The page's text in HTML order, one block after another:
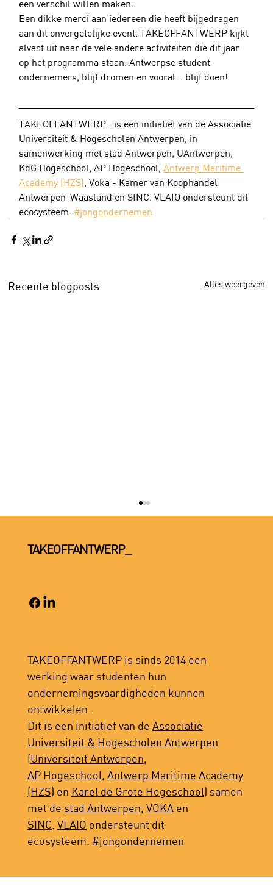
een verschil willen maken.
Een dikke merci aan iedereen die heeft bijgedragen
aan dit onvergetelijke event. TAKEOFFANTWERP kijkt
alvast uit naar de vele andere activiteiten die dit jaar
op het programma staan. Antwerpse student-
ondernemers, blijf dromen en vooral… blijf doen!
TAKEOFFANTWERP_ is een initiatief van de Associatie
Universiteit & Hogescholen Antwerpen, in
samenwerking met stad Antwerpen, UAntwerpen,
KdG Hogeschool, AP Hogeschool, Antwerp Maritime
Academy (HZS), Voka - Kamer van Koophandel
Antwerpen-Waasland en SINC. VLAIO ondersteunt dit
ecosysteem. #jongondernemen
Recente blogposts Alles weergeven
KICKOFF DAY!
TAKEOFFANTWERP_
TAKEOFFANTWERP is sinds 2014 een
werking waar studenten hun
ondernemingsvaardigheden kunnen
ontwikkelen.
Dit is een initiatief van de Associatie
Universiteit & Hogescholen Antwerpen
(Universiteit Antwerpen,
AP Hogeschool, Antwerp Maritime Academy
(HZS) en Karel de Grote Hogeschool) samen
met de stad Antwerpen, VOKAen
SINC. VLAIO ondersteunt dit
ecosysteem. #jongondernemen